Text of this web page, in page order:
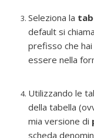
Seleziona la
default si chiama
prefisso che
essere nella
Utilizzando le
della tabella
mia versione di
scheda